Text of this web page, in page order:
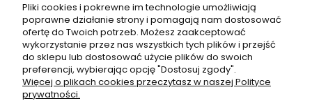
Płatności i dostawa
Informacje
Pliki cookies i pokrewne im technologie umożliwiają
poprawne działanie strony i pomagają nam dostosować
ofertę do Twoich potrzeb. Możesz zaakceptować
wykorzystanie przez nas wszystkich tych plików i przejść
do sklepu lub dostosować użycie plików do swoich
preferencji, wybierając opcję "Dostosuj zgody".
Więcej o plikach cookies przeczytasz w naszej Polityce
prywatności.